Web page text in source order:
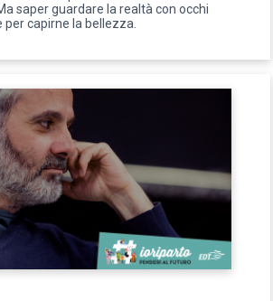
saper guardare la realtà con occhi
capirne la bellezza.